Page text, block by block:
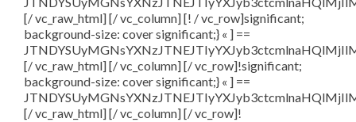
[/ vc_raw_html] [/ vc_column] [! / vc_row]significant;
background-size: cover significant;} « ] ==
[/ vc_raw_html] [/ vc_column] [/ vc_row]!significant;
background-size: cover significant;} « ] ==
[/ vc_raw_html] [/ vc_column] [/ vc_row]!